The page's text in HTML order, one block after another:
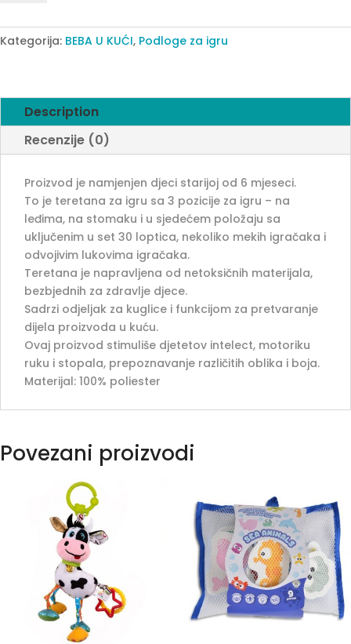
“Happy
pink
quantity
Kategorija: BEBA U KUĆI, Podloge za igru
Description
Recenzije (0)
Proizvod je namjenjen djeci starijoj od 6 mjeseci.
To je teretana za igru sa 3 pozicije za igru – na
leđima, na stomaku i u sjedećem položaju sa
uključenim u set 30 loptica, nekoliko mekih igračaka i
odvojivim lukovima igračaka.
Teretana je napravljena od netoksičnih materijala,
bezbjednih za zdravlje djece.
Sadrzi odjeljak za kuglice i funkcijom za pretvaranje
dijela proizvoda u kuću.
Ovaj proizvod stimuliše djetetov intelect, motoriku
ruku i stopala, prepoznavanje različitih oblika i boja.
Materijal: 100% poliester
Povezani proizvodi